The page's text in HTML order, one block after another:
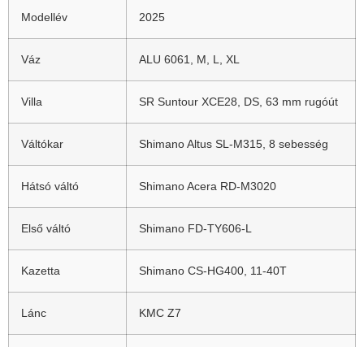
Modellév 2025
Váz ALU 6061, M, L, XL
Villa SR Suntour XCE28, DS, 63 mm rugóút
Váltókar Shimano Altus SL-M315, 8 sebesség
Hátsó váltó Shimano Acera RD-M3020
Első váltó Shimano FD-TY606-L
Kazetta Shimano CS-HG400, 11-40T
Lánc KMC Z7